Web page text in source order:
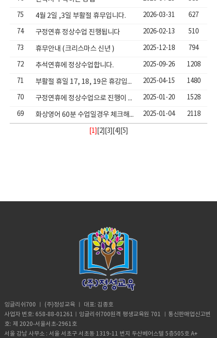
75 4월 2일 ,3일 부활절 휴무입니다. 2026-03-31 627
74 구정연휴 정상수업 진행됩니다 2026-02-13 510
73 휴무안내 (크리스마스 신년 ) 2025-12-18 794
72 추석연휴에 정상수업합니다. 2025-09-26 1208
71 부활절 휴일 17, 18, 19은 휴강입니다. 2025-04-15 1480
70 구정연휴에 정상수업으로 진행이 됩니다. 2025-01-20 1528
69 화상영어 60분 수업일경우 체크해야할 사항 2025-01-04 2118
[1] 2][ 3 4][ 5
잉글리쉬700 ㅣ (주)정성교육 ㅣ 대표: 김종호
사업자 번호: 658-88-01261ㅣ잉글리쉬700원격 평생교육원 701 ㅣ통신판매업신고번
호: 제 2020-서울서초-2961호
서울 강남 사무소 : 서울 서초구 서초동 1319-11 번지 두산베어스텔 5층505호 A+